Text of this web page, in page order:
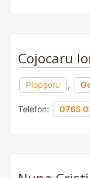
Cojocaru
Plopșoru ,
Telefon: 0765